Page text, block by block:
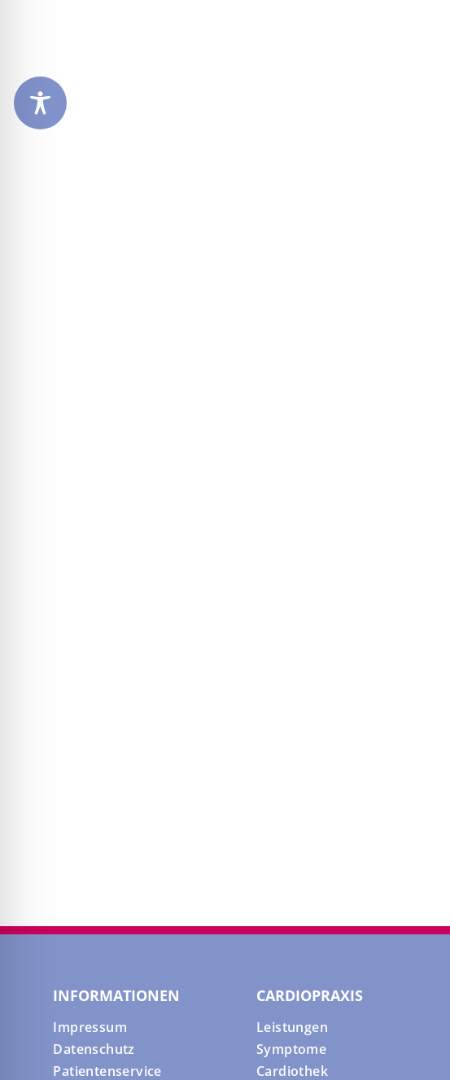
INFORMATIONEN
Impressum
Datenschutz
Patientenservice
CARDIOPRAXIS
Leistungen
Symptome
Cardiothek